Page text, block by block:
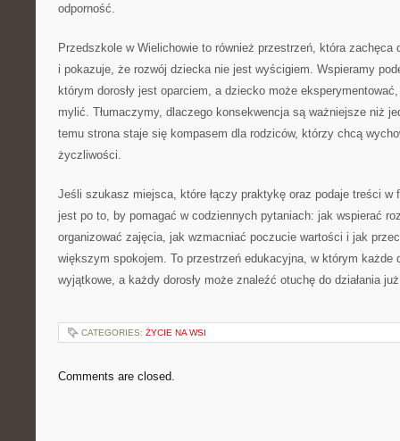
odporność.
Przedszkole w Wielichowie to również przestrzeń, która zachęca
i pokazuje, że rozwój dziecka nie jest wyścigiem. Wspieramy
którym dorosły jest oparciem, a dziecko może
mylić. Tłumaczymy, dlaczego konsekwencja są ważniejsze niż
temu strona staje się kompasem dla rodziców, którzy chcą
życzliwości.
Jeśli szukasz miejsca, które łączy praktykę oraz podaje treści w
jest po to, by pomagać w codziennych pytaniach: jak wspierać
organizować zajęcia, jak wzmacniać poczucie wartości i jak
większym spokojem. To przestrzeń edukacyjna, w którym każde
wyjątkowe, a każdy dorosły może znaleźć otuchę do działania
CATEGORIES: ŻYCIE NA WSI
Comments are closed.